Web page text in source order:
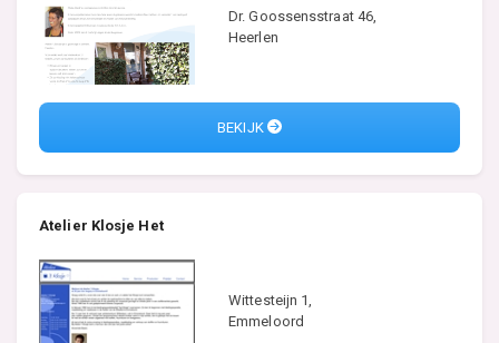
Dr. Goossensstraat 46,
Heerlen
BEKIJK
Atelier Klosje Het
Wittesteijn 1,
Emmeloord